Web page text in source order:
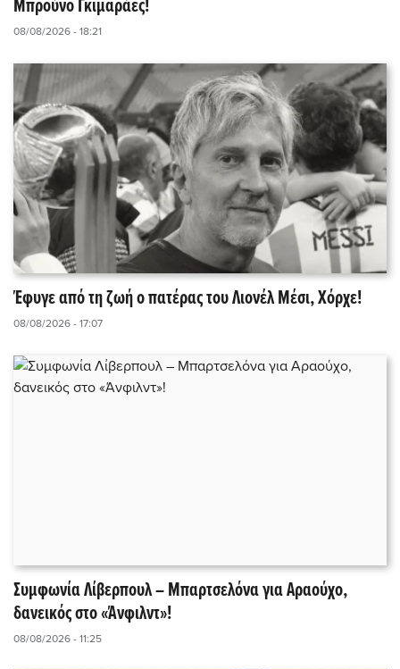
Μπρούνο Γκιμαράες!
08/08/2026 - 18:21
Έφυγε από τη ζωή ο πατέρας του Λιονέλ Μέσι, Χόρχε!
08/08/2026 - 17:07
Συμφωνία Λίβερπουλ – Μπαρτσελόνα για Αραούχο,
δανεικός στο «Άνφιλντ»!
08/08/2026 - 11:25